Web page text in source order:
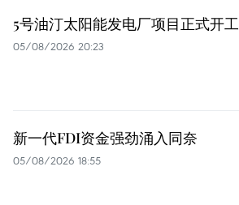
5号油汀太阳能发电厂项目正式开工
05/08/2026 20:23
新一代FDI资金强劲涌入同奈
05/08/2026 18:55